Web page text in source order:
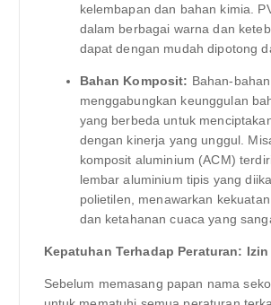
kelembapan dan bahan kimia.
dalam berbagai warna dan
dapat dengan mudah dipotong
Bahan Komposit: Bahan-
menggabungkan keunggulan
yang berbeda untuk
dengan kinerja yang unggul.
komposit aluminium (ACM)
lembar aluminium tipis yang
polietilen, menawarkan
dan ketahanan cuaca yang
Kepatuhan Terhadap Peraturan:
Sebelum memasang papan nama